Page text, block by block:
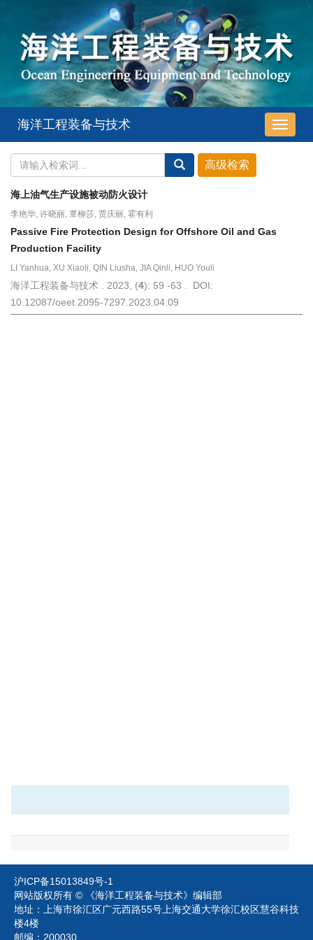
导
航
海洋工程装备与技术
海上油气生产设施被动防火设计
李艳华, 许晓丽, 覃柳莎, 贾庆丽, 霍有利
Passive Fire Protection Design for Offshore Oil and Gas
Production Facility
LI Yanhua, XU Xiaoli, QIN Liusha, JIA Qinli, HUO Youli
海洋工程装备与技术 . 2023, (4): 59 -63 . DOI:
10.12087/oeet.2095-7297.2023.04.09
沪ICP备15013849号-1
网站版权所有 © 《海洋工程装备与技术》编辑部
地址：上海市徐汇区广元西路55号上海交通大学徐汇校区慧谷科技
楼4楼
邮编：200030